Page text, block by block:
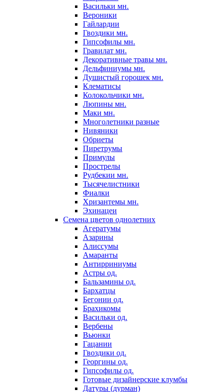
Васильки мн.
Вероники
Гайлардии
Гвоздики мн.
Гипсофилы мн.
Гравилат мн.
Декоративные травы мн.
Дельфиниумы мн.
Душистый горошек мн.
Клематисы
Колокольчики мн.
Люпины мн.
Маки мн.
Многолетники разные
Нивяники
Обриеты
Пиретрумы
Примулы
Прострелы
Рудбекии мн.
Тысячелистники
Фиалки
Хризантемы мн.
Эхинацеи
Семена цветов однолетних
Агератумы
Азарины
Алиссумы
Амаранты
Антирриниумы
Астры од.
Бальзамины од.
Бархатцы
Бегонии од.
Брахикомы
Васильки од.
Вербены
Вьюнки
Гацании
Гвоздики од.
Георгины од.
Гипсофилы од.
Готовые дизайнерские клумбы
Датуры (дурман)